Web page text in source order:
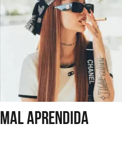
MAL APRENDIDA